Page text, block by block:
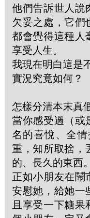
他們告訴世人說
欠妥之處，它們
都會覺得這種人
享受人生。
我現在明白這是
實況究竟如何？
怎樣分清本末真
當你感受過（或
名的喜悅、全
重，知所取捨，
的、長久的東西。
正如小朋友在鬧
安慰她，給她一
且享受一下糖